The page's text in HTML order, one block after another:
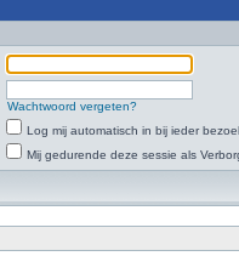
Wachtwoord vergeten?
Log mij automatisch in bij ieder
Mij gedurende deze sessie als